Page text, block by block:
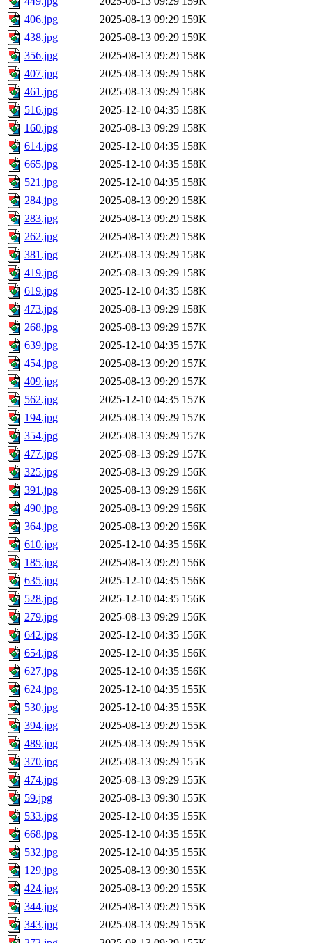
406.jpg
2025-08-13 09:29 159K
438.jpg
2025-08-13 09:29 159K
356.jpg
2025-08-13 09:29 158K
407.jpg
2025-08-13 09:29 158K
461.jpg
2025-08-13 09:29 158K
516.jpg
2025-12-10 04:35 158K
160.jpg
2025-08-13 09:29 158K
614.jpg
2025-12-10 04:35 158K
665.jpg
2025-12-10 04:35 158K
521.jpg
2025-12-10 04:35 158K
284.jpg
2025-08-13 09:29 158K
283.jpg
2025-08-13 09:29 158K
262.jpg
2025-08-13 09:29 158K
381.jpg
2025-08-13 09:29 158K
419.jpg
2025-08-13 09:29 158K
619.jpg
2025-12-10 04:35 158K
473.jpg
2025-08-13 09:29 158K
268.jpg
2025-08-13 09:29 157K
639.jpg
2025-12-10 04:35 157K
454.jpg
2025-08-13 09:29 157K
409.jpg
2025-08-13 09:29 157K
562.jpg
2025-12-10 04:35 157K
194.jpg
2025-08-13 09:29 157K
354.jpg
2025-08-13 09:29 157K
477.jpg
2025-08-13 09:29 157K
325.jpg
2025-08-13 09:29 156K
391.jpg
2025-08-13 09:29 156K
490.jpg
2025-08-13 09:29 156K
364.jpg
2025-08-13 09:29 156K
610.jpg
2025-12-10 04:35 156K
185.jpg
2025-08-13 09:29 156K
635.jpg
2025-12-10 04:35 156K
528.jpg
2025-12-10 04:35 156K
279.jpg
2025-08-13 09:29 156K
642.jpg
2025-12-10 04:35 156K
654.jpg
2025-12-10 04:35 156K
627.jpg
2025-12-10 04:35 156K
624.jpg
2025-12-10 04:35 155K
530.jpg
2025-12-10 04:35 155K
394.jpg
2025-08-13 09:29 155K
489.jpg
2025-08-13 09:29 155K
370.jpg
2025-08-13 09:29 155K
474.jpg
2025-08-13 09:29 155K
59.jpg
2025-08-13 09:30 155K
533.jpg
2025-12-10 04:35 155K
668.jpg
2025-12-10 04:35 155K
532.jpg
2025-12-10 04:35 155K
129.jpg
2025-08-13 09:30 155K
424.jpg
2025-08-13 09:29 155K
344.jpg
2025-08-13 09:29 155K
343.jpg
2025-08-13 09:29 155K